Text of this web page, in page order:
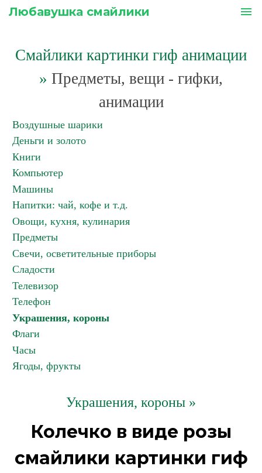
Любавушка смайлики menu
Смайлики картинки гиф анимации
» Предметы, вещи - гифки,
анимации
Воздушные шарики
Деньги и золото
Книги
Компьютер
Машины
Напитки: чай, кофе и т.д.
Овощи, кухня, кулинария
Предметы
Свечи, осветительные приборы
Сладости
Телевизор
Телефон
Украшения, короны
Флаги
Часы
Ягоды, фрукты
Украшения, короны »
Колечко в виде розы
смайлики картинки гиф